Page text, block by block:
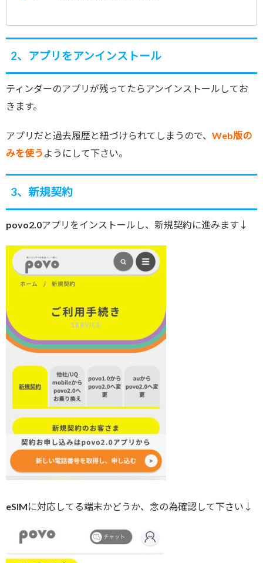
2、アプリをアンインストール
ティンダーのアプリが残ってたらアンインストールしてお
きます。
アプリだと過去履歴と紐づけられてしまうので、 Web版の
みを使う ようにして下さい。
3、新規契約
povo2.0アプリをインストールし、新規契約に進みます↓
eSIMに対応してる端末かどうか、念の為確認して下さい↓